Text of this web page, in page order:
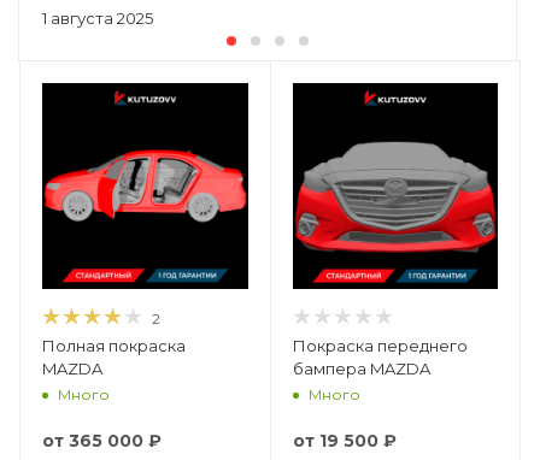
1 августа 2025
2
Полная покраска
MAZDA
Много
от 365 000 ₽
Покраска переднего
бампера MAZDA
Много
от 19 500 ₽